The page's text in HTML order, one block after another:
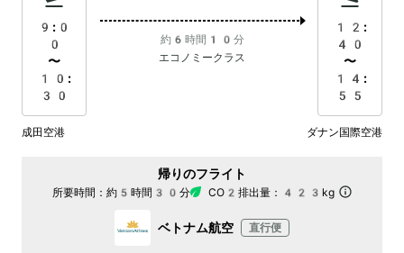
9:0
0
〜
10:
30
約6時間10分
エコノミークラス
12:
40
〜
14:
55
成田空港 ダナン国際空港
帰りのフライト
所要時間： 約5時間30分 CO2排出量： 423kg
ベトナム航空 直行便